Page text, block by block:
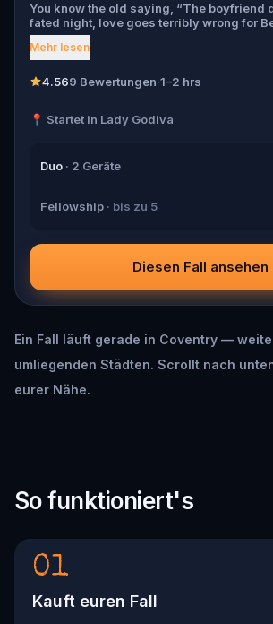
You know the old saying, “The boyfriend
fated night, love goes terribly wrong for
and Walter Bridges . Bella, a famous
found dead during a ghost tour led by the
Walter, the obsessed boyfriend? Percy,
suspects, and expose the real murderer
Mehr lesen
4.569 Bewertungen·1–2 hrs
📍 Startet in Lady Godiva
Duo · 2 Geräte
Fellowship · bis zu 5
Diesen Fall ansehen
Ein Fall läuft gerade in Coventry —
umliegenden Städten. Scrollt nach
eurer Nähe.
So funktioniert's
01
Kauft euren Fall